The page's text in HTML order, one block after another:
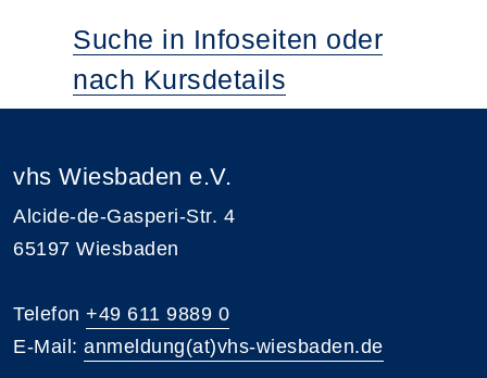
Suche in Infoseiten oder
nach Kursdetails
vhs Wiesbaden e.V.
Alcide-de-Gasperi-Str. 4
65197 Wiesbaden
Telefon +49 611 9889 0
E-Mail: anmeldung(at)vhs-wiesbaden.de